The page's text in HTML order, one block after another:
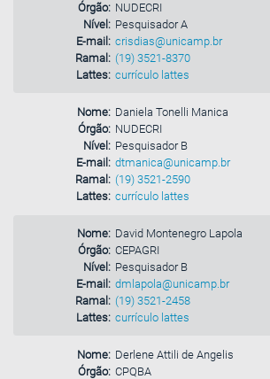
Órgão: NUDECRI
Nível: Pesquisador A
E-mail: crisdias@unicamp.br
Ramal: (19) 3521-8370
Lattes: currículo lattes
Nome: Daniela Tonelli Manica
Órgão: NUDECRI
Nível: Pesquisador B
E-mail: dtmanica@unicamp.br
Ramal: (19) 3521-2590
Lattes: currículo lattes
Nome: David Montenegro Lapola
Órgão: CEPAGRI
Nível: Pesquisador B
E-mail: dmlapola@unicamp.br
Ramal: (19) 3521-2458
Lattes: currículo lattes
Nome: Derlene Attili de Angelis
Órgão: CPQBA